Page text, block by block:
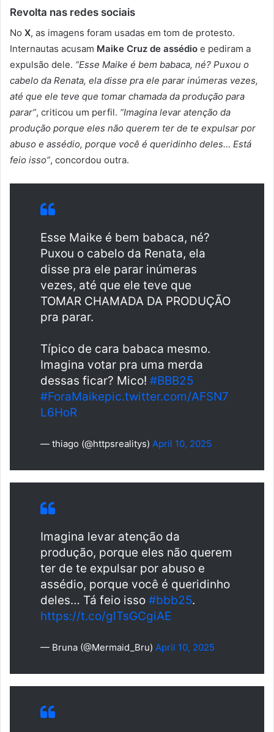
Revolta nas redes sociais
No X, as imagens foram usadas em tom de protesto.
Internautas acusam Maike Cruz de assédio e pediram a
expulsão dele. “Esse Maike é bem babaca, né? Puxou o
cabelo da Renata, ela disse pra ele parar inúmeras vezes,
até que ele teve que tomar chamada da produção para
parar”, criticou um perfil. “Imagina levar atenção da
produção porque eles não querem ter de te expulsar por
abuso e assédio, porque você é queridinho deles… Está
feio isso”, concordou outra.
Esse Maike é bem babaca, né?
Puxou o cabelo da Renata, ela
disse pra ele parar inúmeras
vezes, até que ele teve que
TOMAR CHAMADA DA PRODUÇÃO
pra parar.
Típico de cara babaca mesmo.
Imagina votar pra uma merda
dessas ficar? Mico! #BBB25
#ForaMaikepic.twitter.com/AFSN7
L6HoR
— thiago (@httpsrealitys) April 10, 2025
Imagina levar atenção da
produção, porque eles não querem
ter de te expulsar por abuso e
assédio, porque você é queridinho
deles… Tá feio isso #bbb25.
https://t.co/glTsGCgiAE
— Bruna (@Mermaid_Bru) April 10, 2025